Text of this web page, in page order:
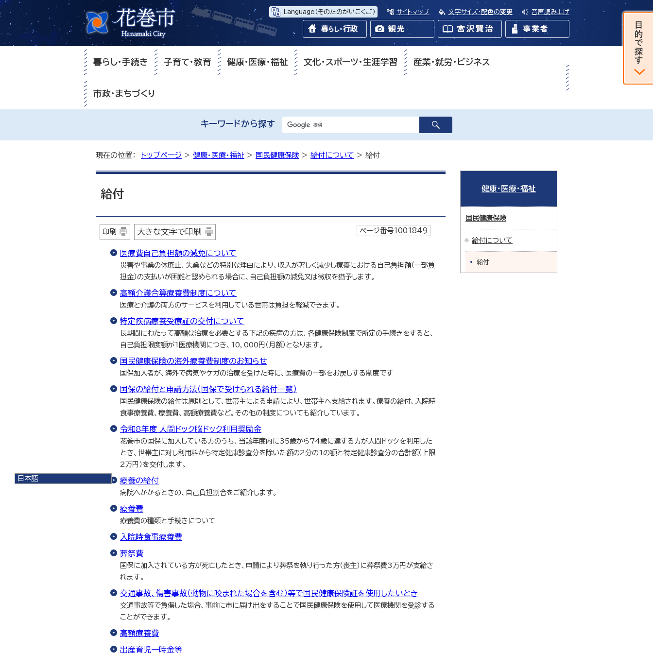
Language （そのたのがいこくご） サイトマップ 文字サイズ・配色の変更 音声読み上げ
日本語
暮らし・手続き 子育て・教育 健康・医療・福祉 文化・スポーツ・生涯学習 産業・就労・ビジネス
市政・まちづくり
キーワードから探す
現在の位置： トップページ > 健康・医療・福祉 > 国民健康保険 > 給付について > 給付
給付
印刷 大きな文字で印刷 ページ番号1001849
医療費自己負担額の減免について
災害や事業の休廃止、失業などの特別な理由により、収入が著しく減少し療養における自己負担額（一部負
担金）の支払いが困難と認められる場合に、自己負担額の減免又は徴収を猶予します。
高額介護合算療養費制度について
医療と介護の両方のサービスを利用している世帯は負担を軽減できます。
特定疾病療養受療証の交付について
長期間にわたって高額な治療を必要とする下記の疾病の方は、各健康保険制度で所定の手続きをすると、
自己負担限度額が1医療機関につき、10，000円（月額）となります。
国民健康保険の海外療養費制度のお知らせ
国保加入者が、海外で病気やケガの治療を受けた時に、医療費の一部をお戻しする制度です
国保の給付と申請方法（国保で受けられる給付一覧）
国民健康保険の給付は原則として、世帯主による申請により、世帯主へ支給されます。療養の給付、入院時
食事療養費、療養費、高額療養費など。その他の制度についても紹介しています。
令和8年度 人間ドック脳ドック利用奨励金
花巻市の国保に加入している方のうち、当該年度内に35歳から74歳に達する方が人間ドックを利用した
とき、世帯主に対し利用料から特定健康診査分を除いた額の2分の1の額と特定健康診査分の合計額（上限
2万円）を交付します。
療養の給付
病院へかかるときの、自己負担割合をご紹介します。
療養費
療養費の種類と手続きについて
入院時食事療養費
葬祭費
国保に加入されている方が死亡したとき、申請により葬祭を執り行った方（喪主）に葬祭費3万円が支給さ
れます。
交通事故、傷害事故（動物に咬まれた場合を含む）等で国民健康保険証を使用したいとき
交通事故等で負傷した場合、事前に市に届け出をすることで国民健康保険を使用して医療機関を受診する
ことができます。
高額療養費
出産育児一時金等
健康・医療・福祉
国民健康保険
給付について
給付